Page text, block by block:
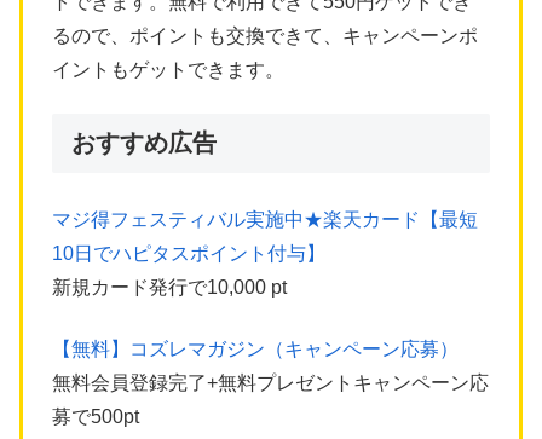
るので、ポイントも交換できて、キャンペーンポ
イントもゲットできます。
おすすめ広告
マジ得フェスティバル実施中★楽天カード【最短
10日でハピタスポイント付与】
新規カード発行で10,000 pt
【無料】コズレマガジン（キャンペーン応募）
無料会員登録完了+無料プレゼントキャンペーン応
募で500pt